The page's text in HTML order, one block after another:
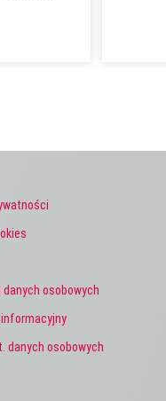
danych osobowych
danych osobowych